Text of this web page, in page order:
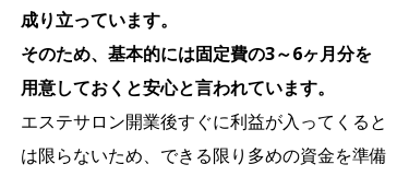
成り立っています。
そのため、基本的には固定費の3～6ヶ月分を
用意しておくと安心と言われています。
エステサロン開業後すぐに利益が入ってくると
は限らないため、できる限り多めの資金を準備